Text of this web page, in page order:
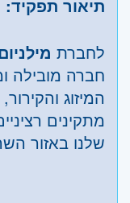
תיאור תפקיד:
לחברת
חברה מובילה
המיזוג
מתקינים
שלנו באזור
התקנות